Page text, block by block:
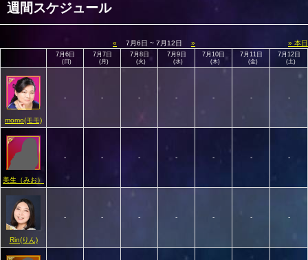
週間スケジュール
« 7月6日 ~ 7月12日 » » 本日
7月6日
(日)
7月7日
(月)
7月8日
(火)
7月9日
(水)
7月10日
(木)
7月11日
(金)
7月12日
(土)
momo(モモ)
- - - - - - -
美生（みお）
- - - - - - -
Rin(りん)
- - - - - - -